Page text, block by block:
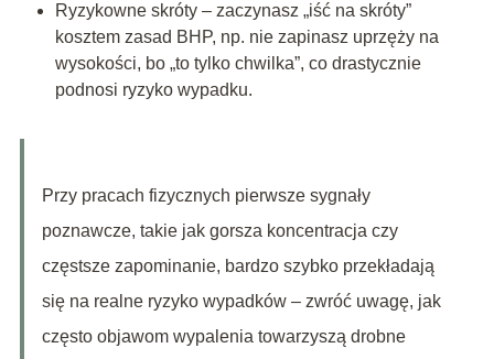
Ryzykowne skróty – zaczynasz „iść na skróty”
kosztem zasad BHP, np. nie zapinasz uprzęży na
wysokości, bo „to tylko chwilka”, co drastycznie
podnosi ryzyko wypadku.
Przy pracach fizycznych pierwsze sygnały
poznawcze, takie jak gorsza koncentracja czy
częstsze zapominanie, bardzo szybko przekładają
się na realne ryzyko wypadków – zwróć uwagę, jak
często objawom wypalenia towarzyszą drobne